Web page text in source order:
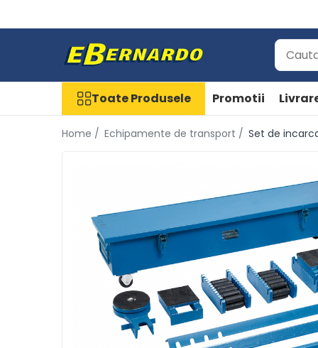
Toate Produsele
Fierastraie pentru metal
Ferastraie mobile pentru metal
Fierastraie prelucrare metal
Ferastraie automate cu banda si
Ferastraie metal cu banda si
taiere dubla semiautomate
Ferastraie prelucrare metal cu
banda si taiere dubla
Toate Produsele Promotii
Home / Echipamente de transport / Set de